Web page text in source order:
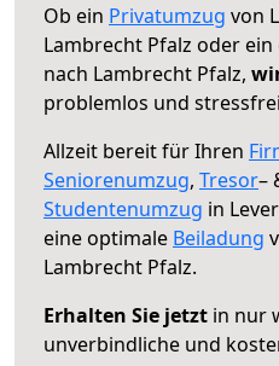
Ob ein Privatumzug von
Lambrecht Pfalz oder
nach Lambrecht Pfalz,
problemlos und
Allzeit bereit für Ihren
Seniorenumzug, Tresor–
Studentenumzug in
eine optimale Beiladung
Lambrecht Pfalz.
Erhalten Sie jetzt in nur
unverbindliche und